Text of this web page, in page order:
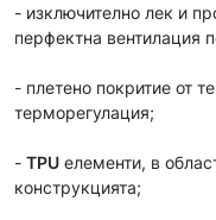
- изключително лек и
перфектнa вентилация
- плетено покритие от
терморегулация;
- TPU елементи, в
конструкцията;